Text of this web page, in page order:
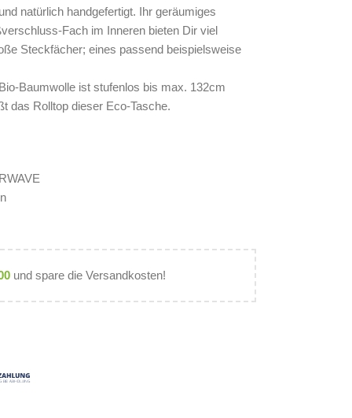
natürlich handgefertigt. Ihr geräumiges
Fach im Inneren bieten Dir viel
Steckfächer; eines passend beispielsweise
Baumwolle ist stufenlos bis max. 132cm
das Rolltop dieser Eco-Tasche.
und spare die Versandkosten!